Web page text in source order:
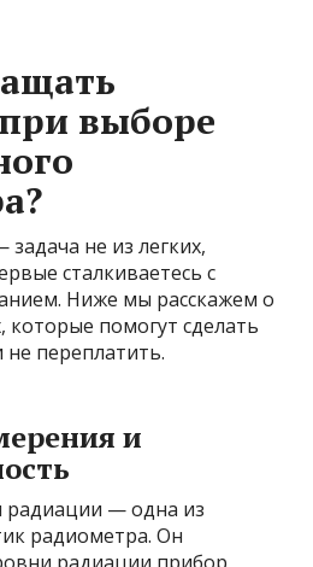
выборе
не из легких,
сталкиваетесь с
Ниже мы расскажем о
которые помогут сделать
переплатить.
и
радиации — одна из
радиометра. Он